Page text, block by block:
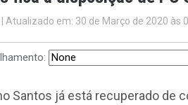
Atualizado em: 30 de Março de 2020 às
Santos já está recuperado de